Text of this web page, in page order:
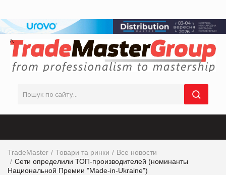
TradeMaster Товари та ринки
Все новости
Сети определили ТОП-производителей (номинанты
Национальной Премии "Made-in-Ukraine")